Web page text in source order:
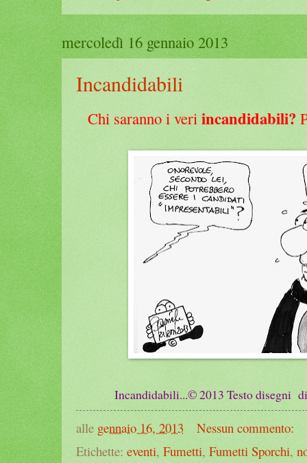
mercoledì 16 gennaio 2013
Incandidabili
Chi saranno i veri incandidabili?
Incandidabili...© 2013 Testo disegni
alle gennaio 16, 2013
Nessun commento:
Etichette: eventi, Fumetti, Fumetti Sporchi,